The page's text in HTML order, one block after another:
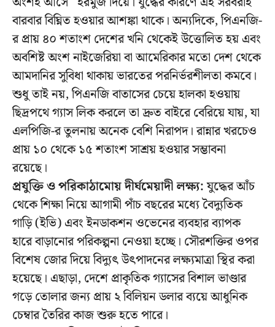
বারবার বিঘ্নিত হওয়ার আশঙ্কা থাকে। অন্যদিকে, পিএনজি-
র প্রায় ৪০ শতাংশ দেশের খনি থেকেই উত্তোলিত হয় এবং
অবশিষ্ট অংশ নাইজেরিয়া বা আমেরিকার মতো দেশ থেকে
আমদানির সুবিধা থাকায় ভারতের পরনির্ভরশীলতা কমবে।
শুধু তাই নয়, পিএনজি বাতাসের চেয়ে হালকা হওয়ায়
ছিদ্রপথে গ্যাস লিক করলে তা দ্রুত বাইরে বেরিয়ে যায়, যা
এলপিজি-র তুলনায় অনেক বেশি নিরাপদ। রান্নার খরচেও
প্রায় ১০ থেকে ১৫ শতাংশ সাশ্রয় হওয়ার সম্ভাবনা
রয়েছে।
প্রযুক্তি ও পরিকাঠামোয় দীর্ঘমেয়াদী লক্ষ্য:যুদ্ধের আঁচ
থেকে শিক্ষা নিয়ে আগামী পাঁচ বছরের মধ্যে বৈদ্যুতিক
গাড়ি (ইভি) এবং ইনডাকশন ওভেনের ব্যবহার ব্যাপক
হারে বাড়ানোর পরিকল্পনা নেওয়া হচ্ছে। সৌরশক্তির ওপর
বিশেষ জোর দিয়ে বিদ্যুৎ উৎপাদনের লক্ষ্যমাত্রা স্থির করা
হয়েছে। এছাড়া, দেশে প্রাকৃতিক গ্যাসের বিশাল ভাণ্ডার
গড়ে তোলার জন্য প্রায় ২ বিলিয়ন ডলার ব্যয়ে আধুনিক
চেম্বার তৈরির কাজ শুরু হতে পারে।